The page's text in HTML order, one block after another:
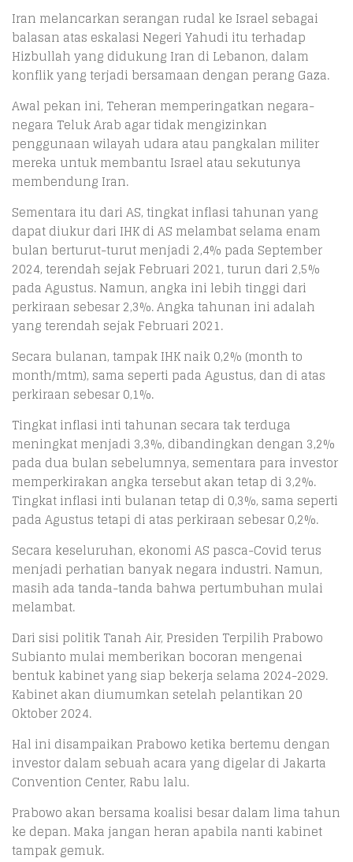
Iran melancarkan serangan rudal ke Israel sebagai
balasan atas eskalasi Negeri Yahudi itu terhadap
Hizbullah yang didukung Iran di Lebanon, dalam
konflik yang terjadi bersamaan dengan perang Gaza.
Awal pekan ini, Teheran memperingatkan negara-
negara Teluk Arab agar tidak mengizinkan
penggunaan wilayah udara atau pangkalan militer
mereka untuk membantu Israel atau sekutunya
membendung Iran.
Sementara itu dari AS, tingkat inflasi tahunan yang
dapat diukur dari IHK di AS melambat selama enam
bulan berturut-turut menjadi 2,4% pada September
2024, terendah sejak Februari 2021, turun dari 2,5%
pada Agustus. Namun, angka ini lebih tinggi dari
perkiraan sebesar 2,3%. Angka tahunan ini adalah
yang terendah sejak Februari 2021.
Secara bulanan, tampak IHK naik 0,2% (month to
month/mtm), sama seperti pada Agustus, dan di atas
perkiraan sebesar 0,1%.
Tingkat inflasi inti tahunan secara tak terduga
meningkat menjadi 3,3%, dibandingkan dengan 3,2%
pada dua bulan sebelumnya, sementara para investor
memperkirakan angka tersebut akan tetap di 3,2%.
Tingkat inflasi inti bulanan tetap di 0,3%, sama seperti
pada Agustus tetapi di atas perkiraan sebesar 0,2%.
Secara keseluruhan, ekonomi AS pasca-Covid terus
menjadi perhatian banyak negara industri. Namun,
masih ada tanda-tanda bahwa pertumbuhan mulai
melambat.
Dari sisi politik Tanah Air, Presiden Terpilih Prabowo
Subianto mulai memberikan bocoran mengenai
bentuk kabinet yang siap bekerja selama 2024-2029.
Kabinet akan diumumkan setelah pelantikan 20
Oktober 2024.
Hal ini disampaikan Prabowo ketika bertemu dengan
investor dalam sebuah acara yang digelar di Jakarta
Convention Center, Rabu lalu.
Prabowo akan bersama koalisi besar dalam lima tahun
ke depan. Maka jangan heran apabila nanti kabinet
tampak gemuk.